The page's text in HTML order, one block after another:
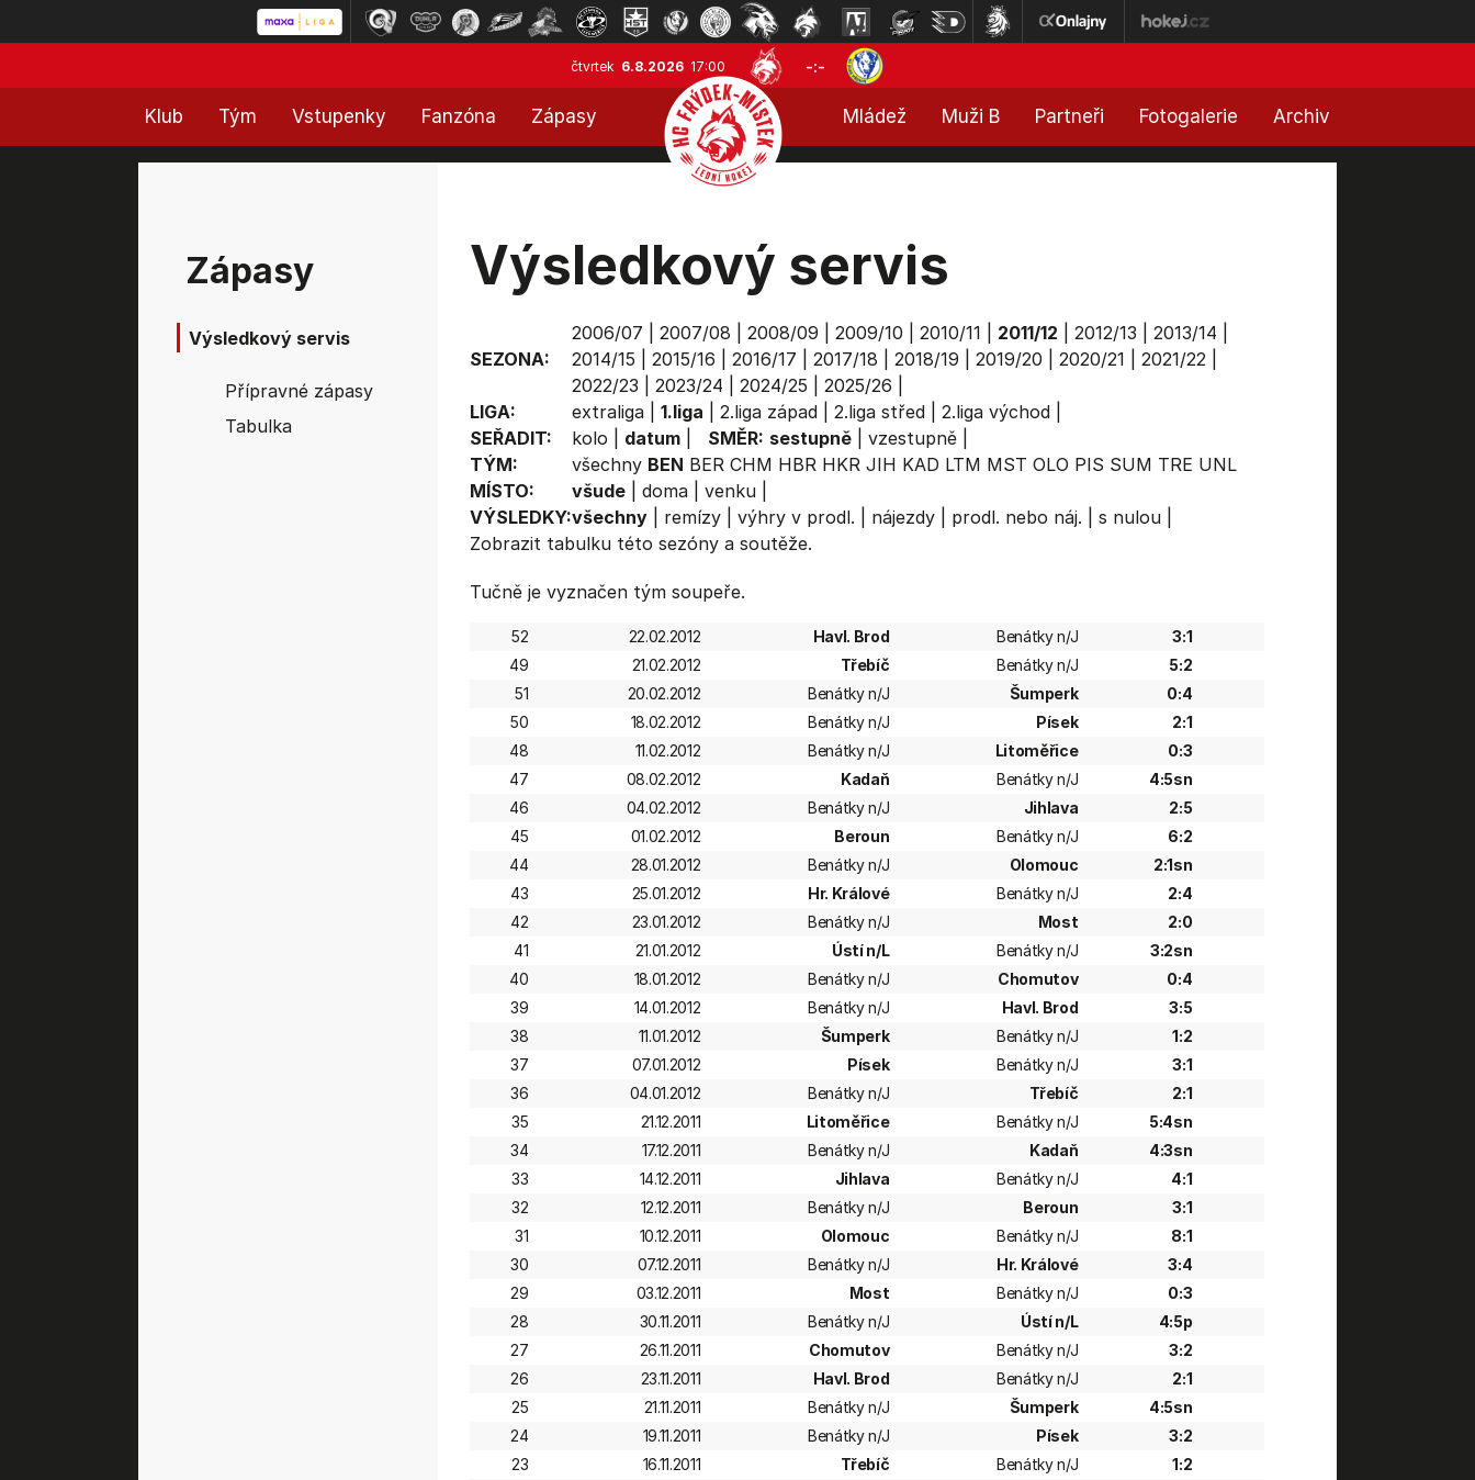
čtvrtek 6.8.2026 17:00 -:-
Klub Tým Vstupenky Fanzóna Zápasy Mládež Muži B Partneři Fotogalerie Archiv
Zápasy
Výsledkový servis
Přípravné zápasy
Tabulka
Výsledkový servis
SEZONA:
2006/07 2007/08 2008/09 2009/10 2010/11 2011/12 2012/13 2013/14
2014/15
2015/16 2016/17 2017/18 2018/19 2019/20 2020/21 2021/22|
2022/23
2023/24 2024/25 2025/26
LIGA:
extraliga| 1.liga 2.liga západ| 2.liga střed| 2.liga východ|
SEŘADIT:
kolo datum| SMĚR: sestupně| vzestupně|
TÝM:
všechny BEN BER CHM HBR HKR JIH KAD LTM MST OLO PIS SUM TRE UNL
MÍSTO:
všude| doma| venku|
VÝSLEDKY:všechny| remízy| výhry v prodl. nájezdy| prodl. nebo náj. s nulou|
Zobrazit tabulkutéto sezóny a soutěže.
Tučně je vyznačen tým soupeře.
52 22.02.2012 Havl. Brod Benátky n/J
3:1
49
21.02.2012 Třebíč Benátky n/J
5:2
51
20.02.2012 Benátky n/J Šumperk
0:4
50
18.02.2012 Benátky n/J Písek
2:1
48
11.02.2012 Benátky n/J Litoměřice
0:3
47
08.02.2012 Kadaň Benátky n/J
4:5sn
46
04.02.2012 Benátky n/J Jihlava
2:5
45
01.02.2012 Beroun Benátky n/J
6:2
44
28.01.2012 Benátky n/J Olomouc
2:1sn
43
25.01.2012 Hr. Králové Benátky n/J
2:4
42
23.01.2012 Benátky n/J Most
2:0
41
21.01.2012 Ústí n/L Benátky n/J
3:2sn
40
18.01.2012 Benátky n/J Chomutov
0:4
39
14.01.2012 Benátky n/J Havl. Brod
3:5
38
11.01.2012 Šumperk Benátky n/J
1:2
37
07.01.2012 Písek Benátky n/J
3:1
36
04.01.2012 Benátky n/J Třebíč
2:1
35
21.12.2011 Litoměřice Benátky n/J
5:4sn
34
17.12.2011 Benátky n/J Kadaň
4:3sn
33
14.12.2011 Jihlava Benátky n/J
4:1
32
12.12.2011 Benátky n/J Beroun
3:1
31
10.12.2011 Olomouc Benátky n/J
8:1
30
07.12.2011 Benátky n/J Hr. Králové
3:4
29
03.12.2011 Most Benátky n/J
0:3
28
30.11.2011 Benátky n/J Ústí n/L
4:5p
27
26.11.2011 Chomutov Benátky n/J
3:2
26
23.11.2011 Havl. Brod Benátky n/J
2:1
25
21.11.2011 Benátky n/J Šumperk
4:5sn
24
19.11.2011 Benátky n/J Písek
3:2
23
16.11.2011 Třebíč Benátky n/J
1:2